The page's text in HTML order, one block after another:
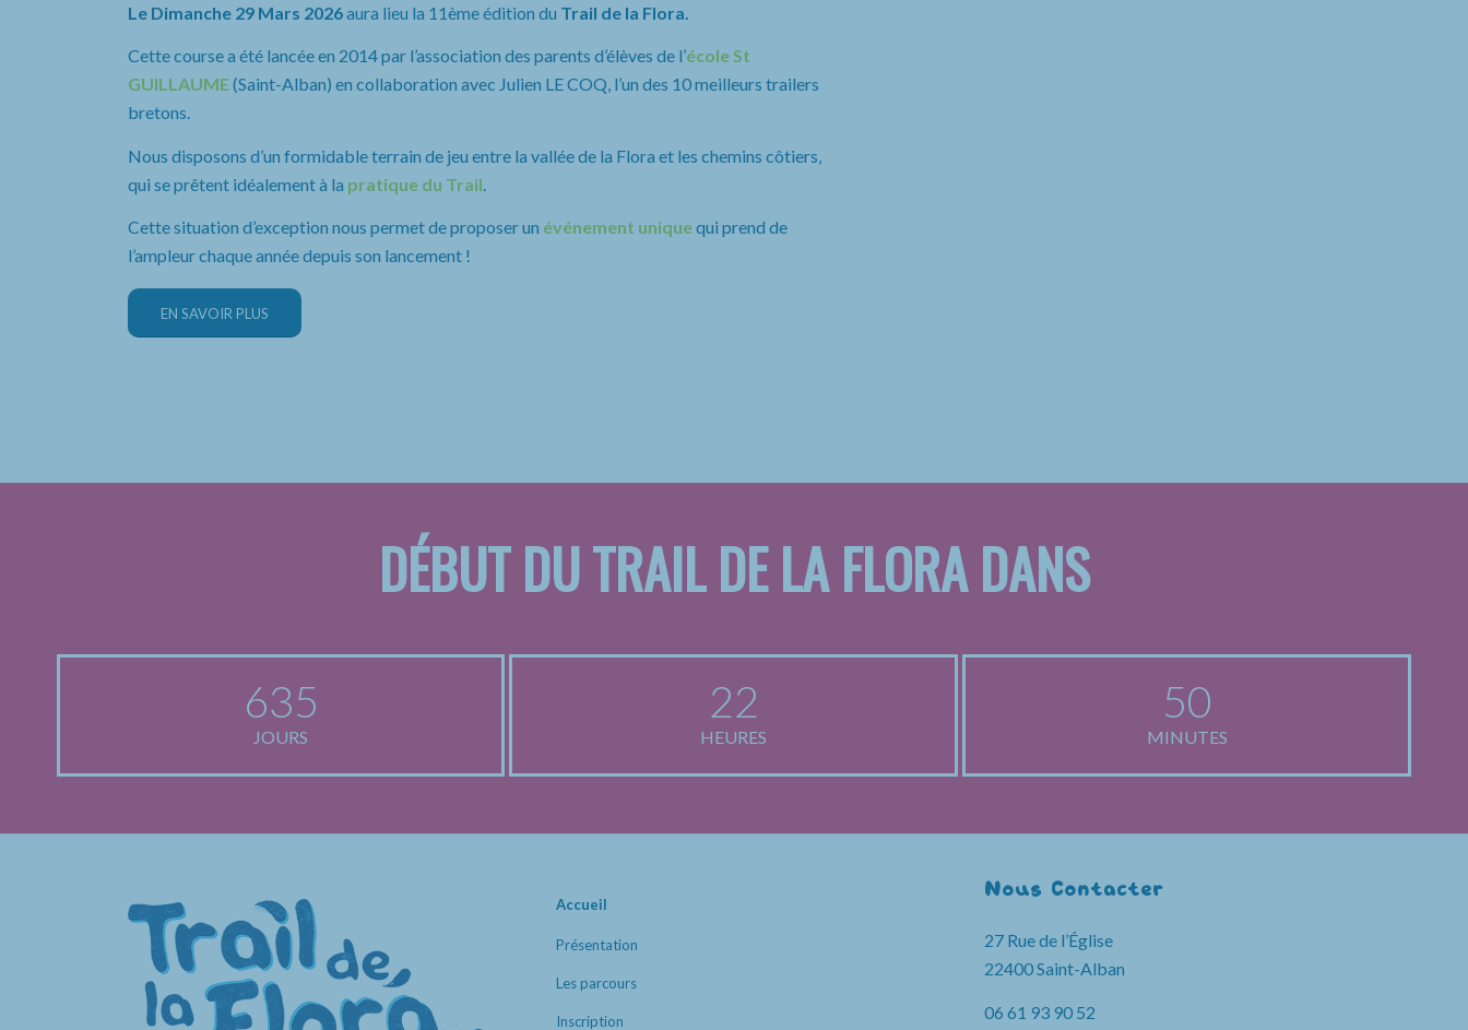
Le Dimanche 29 Mars 2026aura lieu la 11ème édition du Trail de la Flora.
Cette course a été lancée en 2014 par l’association des parents d’élèves de l’école St
GUILLAUME(Saint-Alban) en collaboration avec Julien LE COQ, l’un des 10 meilleurs trailers
bretons.
Nous disposons d’un formidable terrain de jeu entre la vallée de la Flora et les chemins côtiers,
qui se prêtent idéalement à la pratique du Trail
Cette situation d’exception nous permet de proposer un événement uniquequi prend de
l’ampleur chaque année depuis son lancement !
EN SAVOIR PLUS
DÉBUT DU TRAIL DE LA FLORA DANS
635
JOURS
22
HEURES
50
MINUTES
Accueil
Présentation
Les parcours
Inscription
Nous Contacter
27 Rue de l’Église
22400 Saint-Alban
06 61 93 90 52